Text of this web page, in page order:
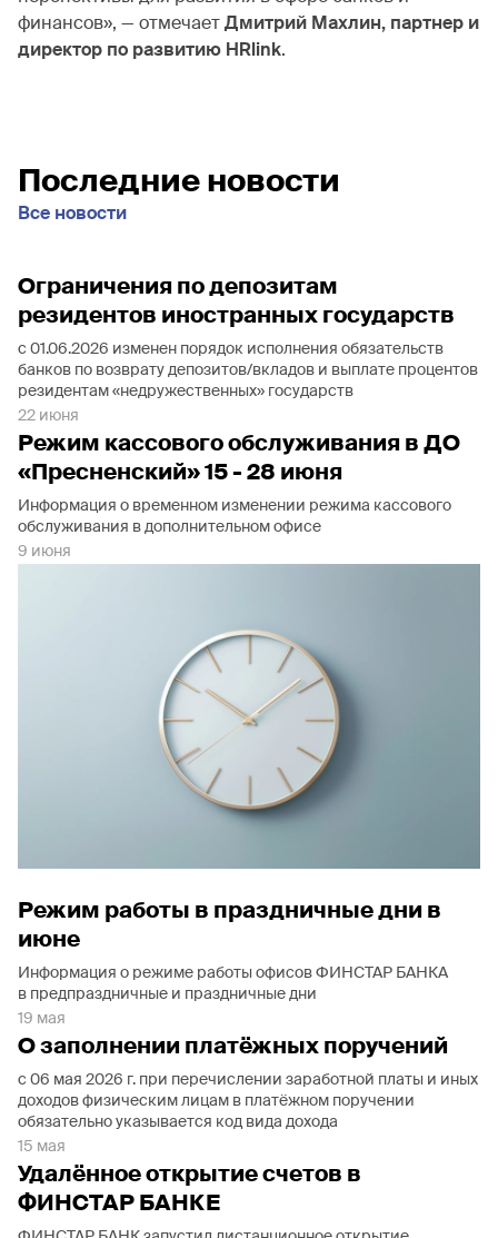
финансов», — отмечаетДмитрий Махлин, партнер и
директор по развитию HRlink.
Последние новости
Все новости
Ограничения по депозитам
резидентов иностранных государств
с 01.06.2026 изменен порядок исполнения обязательств
банков по возврату депозитов/вкладов и выплате процентов
резидентам «недружественных» государств
22 июня
Режим кассового обслуживания в ДО
«Пресненский» 15 - 28 июня
Информация о временном изменении режима кассового
обслуживания в дополнительном офисе
9 июня
Режим работы в праздничные дни в
июне
Информация о режиме работы офисов ФИНСТАР БАНКА
в предпраздничные и праздничные дни
19 мая
О заполнении платёжных поручений
с 06 мая 2026 г. при перечислении заработной платы и иных
доходов физическим лицам в платёжном поручении
обязательно указывается код вида дохода
15 мая
Удалённое открытие счетов в
ФИНСТАР БАНКЕ